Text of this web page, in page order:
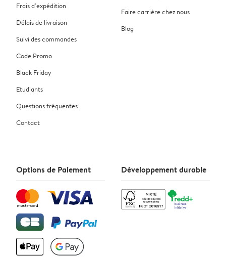
Frais d’expédition
Délais de livraison
Suivi des commandes
Code Promo
Black Friday
Etudiants
Questions fréquentes
Contact
Faire carrière chez nous
Blog
Options de Paiement Développement durable